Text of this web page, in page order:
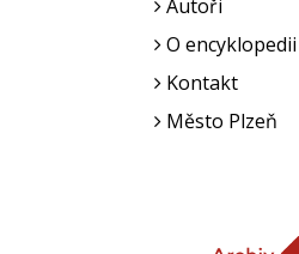
Autoři
O encyklopedii
Kontakt
Město Plzeň